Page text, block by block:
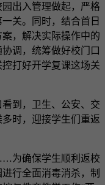
出入管理做起，严格
关。同时，结合首日
，解决实际操作中的
调，统筹做好校门口
打好开学复课这场关
到，卫生、公安、交
时，迎接学生们重返
确保学生顺利返校
行全面消毒消杀，制